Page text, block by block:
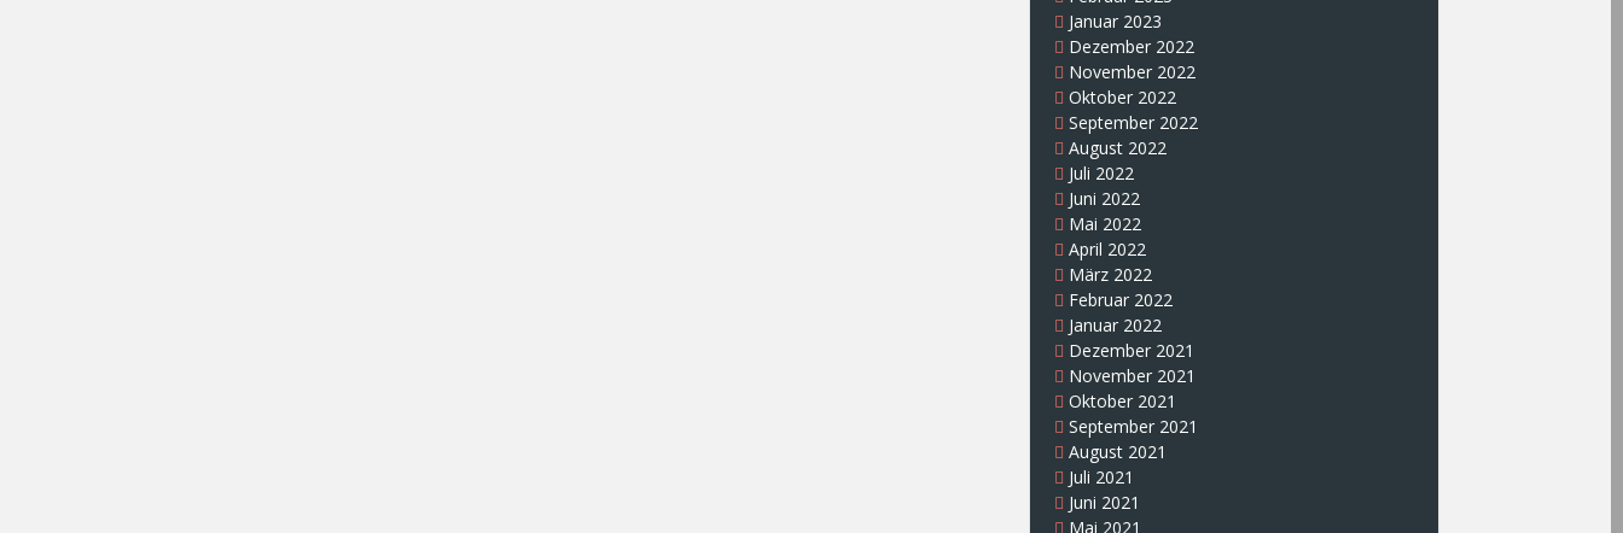
Januar 2023
Dezember 2022
November 2022
Oktober 2022
September 2022
August 2022
Juli 2022
Juni 2022
Mai 2022
April 2022
März 2022
Februar 2022
Januar 2022
Dezember 2021
November 2021
Oktober 2021
September 2021
August 2021
Juli 2021
Juni 2021
Mai 2021